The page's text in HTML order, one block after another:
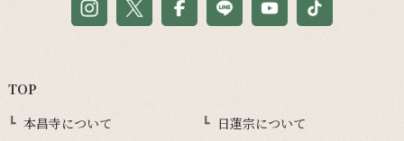
TOP
本昌寺について
日蓮宗について